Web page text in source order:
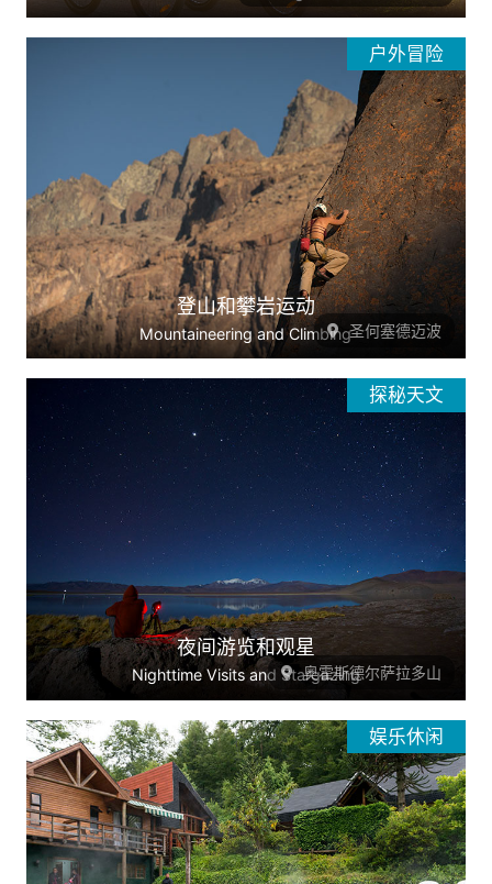
登山和攀岩运动
Mountaineering and Climbing
户外冒险
圣何塞德迈波
夜间游览和观星
Nighttime Visits and Stargazing
探秘天文
奥霍斯德尔萨拉多山
娱乐休闲